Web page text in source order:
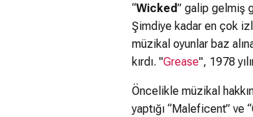
“Wicked” galip gelmiş
Şimdiye kadar en çok
müzikal oyunlar baz
kırdı. "Grease", 1978
Öncelikle müzikal
yaptığı “Maleficent” ve